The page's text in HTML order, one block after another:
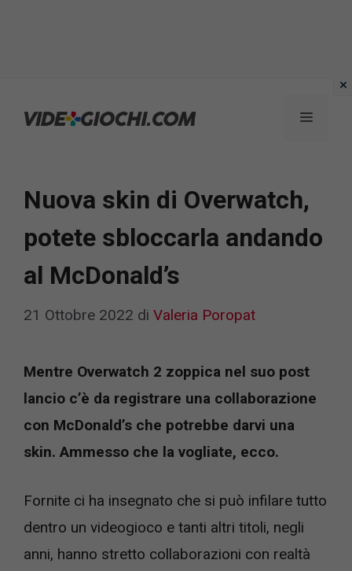
Menu
Nuova skin di Overwatch,
potete sbloccarla andando
al McDonald’s
21 Ottobre 2022 di Valeria Poropat
Mentre Overwatch 2 zoppica nel suo post
lancio c’è da registrare una collaborazione
con McDonald’s che potrebbe darvi una
skin. Ammesso che la vogliate, ecco.
Fornite ci ha insegnato che si può infilare tutto
dentro un videogioco e tanti altri titoli, negli
anni, hanno stretto collaborazioni con realtà